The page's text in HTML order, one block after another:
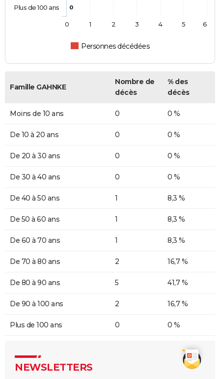
0
Personnes décédées
Plus de 100 ans
0 1 2 3 4 5 6
Famille GAHNKE
Nombre de
décès
% des
décès
Moins de 10 ans 0 0 %
De 10 à 20 ans 0 0 %
De 20 à 30 ans 0 0 %
De 30 à 40 ans 0 0 %
De 40 à 50 ans 1 8,3 %
De 50 à 60 ans 1 8,3 %
De 60 à 70 ans 1 8,3 %
De 70 à 80 ans 2 16,7 %
De 80 à 90 ans 5 41,7 %
De 90 à 100 ans 2 16,7 %
Plus de 100 ans 0 0 %
NEWSLETTERS